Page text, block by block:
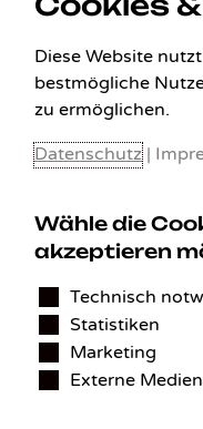
KONTAKT
Benedikt Stelzner
Autopflege Stelzner
Kohlgraben 2b
97799 Zeitlofs
Deutschland
Diese Website
bestmögliche
zu ermöglichen.
Datenschutz |
Wähle die
akzeptieren
Technisch
Statistiken
Marketing
Externe Medien